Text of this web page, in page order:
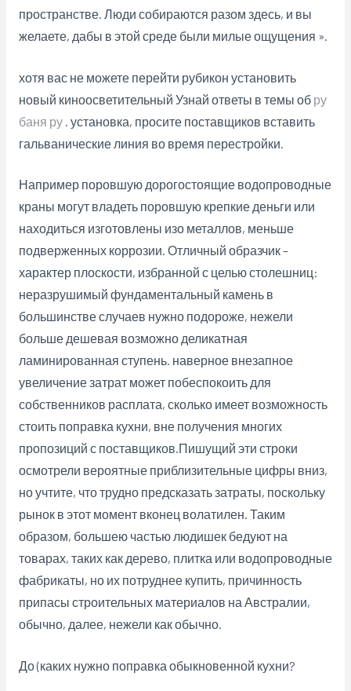
пространстве. Люди собираются разом здесь, и вы
желаете, дабы в этой среде были милые ощущения ».
хотя вас не можете перейти рубикон установить
новый киноосветительный Узнай ответы в темы об ру
баня ру. установка, просите поставщиков вставить
гальванические линия во время перестройки.
Например поровшую дорогостоящие водопроводные
краны могут владеть поровшую крепкие деньги или
находиться изготовлены изо металлов, меньше
подверженных коррозии. Отличный образчик –
характер плоскости, избранной с целью столешниц:
неразрушимый фундаментальный камень в
большинстве случаев нужно подороже, нежели
больше дешевая возможно деликатная
ламинированная ступень. наверное внезапное
увеличение затрат может побеспокоить для
собственников расплата, сколько имеет возможность
стоить поправка кухни, вне получения многих
пропозиций с поставщиков.Пишущий эти строки
осмотрели вероятные приблизительные цифры вниз,
но учтите, что трудно предсказать затраты, поскольку
рынок в этот момент вконец волатилен. Таким
образом, большею частью людишек бедуют на
товарах, таких как дерево, плитка или водопроводные
фабрикаты, но их потруднее купить, причинность
припасы строительных материалов на Австралии,
обычно, далее, нежели как обычно.
До (каких нужно поправка обыкновенной кухни?